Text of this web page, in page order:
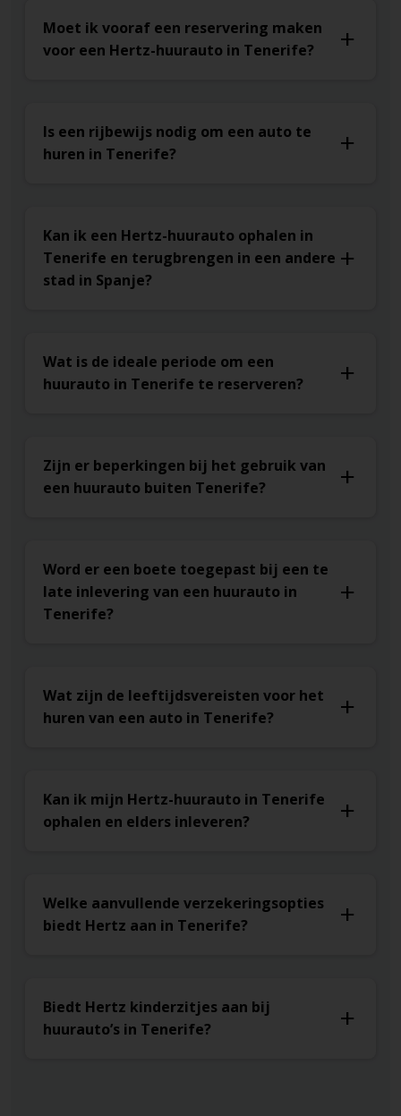
Moet ik vooraf een reservering maken
voor een Hertz-huurauto in Tenerife?
Is een rijbewijs nodig om een auto te
huren in Tenerife?
Kan ik een Hertz-huurauto ophalen in
Tenerife en terugbrengen in een andere
stad in Spanje?
Wat is de ideale periode om een
huurauto in Tenerife te reserveren?
Zijn er beperkingen bij het gebruik van
een huurauto buiten Tenerife?
Word er een boete toegepast bij een te
late inlevering van een huurauto in
Tenerife?
Wat zijn de leeftijdsvereisten voor het
huren van een auto in Tenerife?
Kan ik mijn Hertz-huurauto in Tenerife
ophalen en elders inleveren?
Welke aanvullende verzekeringsopties
biedt Hertz aan in Tenerife?
Biedt Hertz kinderzitjes aan bij
huurauto’s in Tenerife?